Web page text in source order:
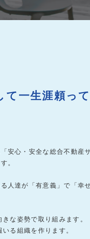
て一生涯頼っ
安心・安全な総合不動産
。
人達が「有意義」で「幸
な姿勢で取り組みます。
る組織を作ります。